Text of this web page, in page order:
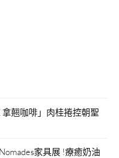
翹咖啡」肉桂捲控朝聖
家具展 !療癒奶油